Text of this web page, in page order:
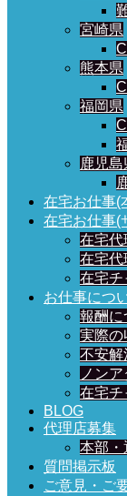
宮崎県
熊本県
福岡県
鹿児島
在宅お仕事(
在宅お仕事(
在宅代
在宅代
在宅チ
お仕事につ
報酬に
実際の
不安解
ノン
在宅チ
BLOG
代理店募集
本部・
質問掲示板
ご意見・ご